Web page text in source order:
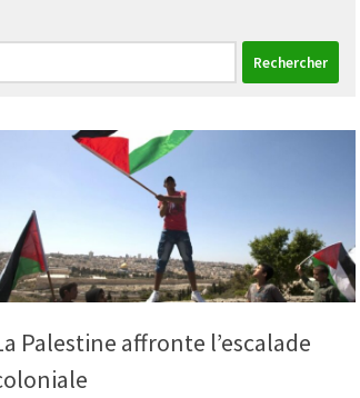
Palestine affronte l’escalade